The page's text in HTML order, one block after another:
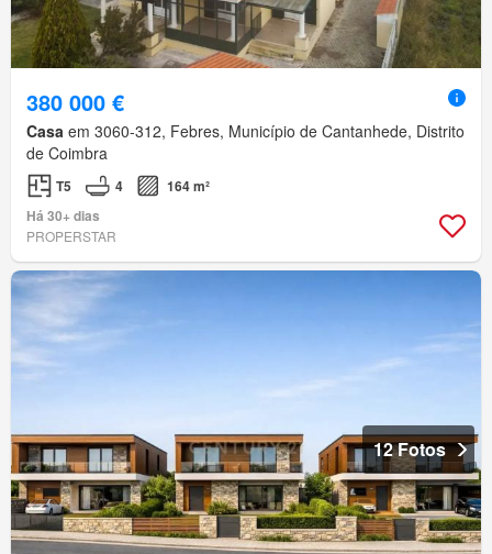
380 000 €
Casa em 3060-312, Febres, Município de Cantanhede, Distrito
de Coimbra
T5 4
164 m²
Há 30+ dias
PROPERSTAR
12 Fotos